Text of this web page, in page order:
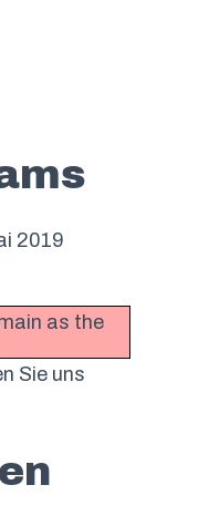
2019
as the
Sie uns